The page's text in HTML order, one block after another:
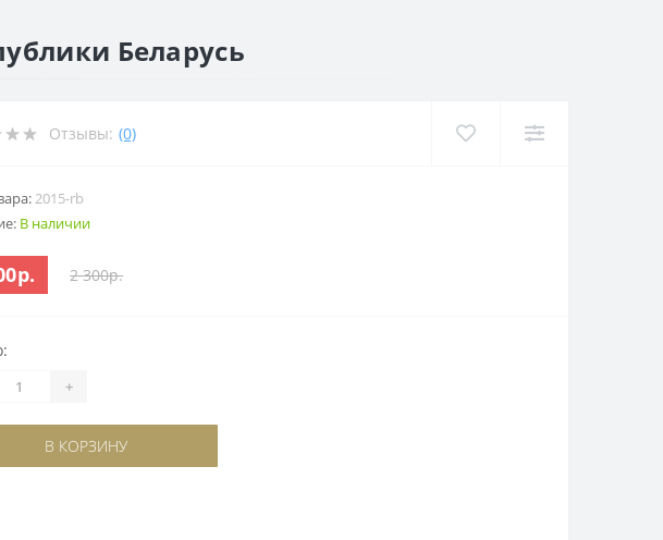
Беларусь
Отзывы: (0)
2015-rb
В наличии
2 300р.
+
В КОРЗИНУ